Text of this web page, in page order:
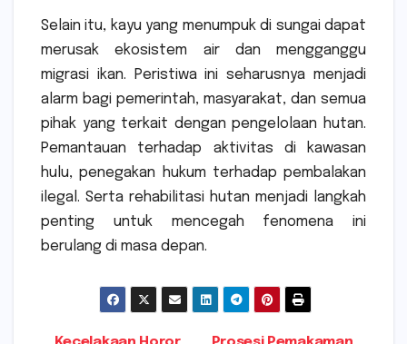
Selain itu, kayu yang menumpuk di sungai dapat
merusak ekosistem air dan mengganggu
migrasi ikan. Peristiwa ini seharusnya menjadi
alarm bagi pemerintah, masyarakat, dan semua
pihak yang terkait dengan pengelolaan hutan.
Pemantauan terhadap aktivitas di kawasan
hulu, penegakan hukum terhadap pembalakan
ilegal. Serta rehabilitasi hutan menjadi langkah
penting untuk mencegah fenomena ini
berulang di masa depan.